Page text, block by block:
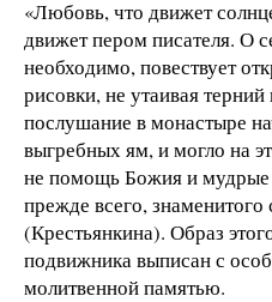
«Любовь, что движет
движет пером писателя. О
необходимо, повествует
рисовки, не утаивая
послушание в монастыре
выгребных ям, и могло на
не помощь Божия и мудрые
прежде всего,
(Крестьянкина). Образ
подвижника выписан с
молитвенной памятью.